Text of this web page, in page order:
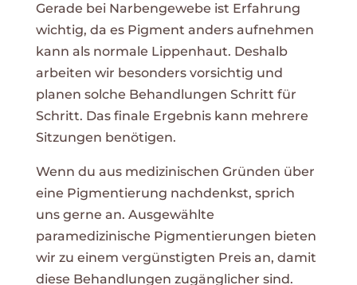
Gerade bei Narbengewebe ist Erfahrung
wichtig, da es Pigment anders aufnehmen
kann als normale Lippenhaut. Deshalb
arbeiten wir besonders vorsichtig und
planen solche Behandlungen Schritt für
Schritt. Das finale Ergebnis kann mehrere
Sitzungen benötigen.
Wenn du aus medizinischen Gründen über
eine Pigmentierung nachdenkst, sprich
uns gerne an. Ausgewählte
paramedizinische Pigmentierungen bieten
wir zu einem vergünstigten Preis an, damit
diese Behandlungen zugänglicher sind.